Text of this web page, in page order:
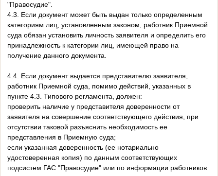
"Правосудие".
4.3. Если документ может быть выдан только определенным
категориям лиц, установленным законом, работник Приемной
суда обязан установить личность заявителя и определить его
принадлежность к категории лиц, имеющей право на
получение данного документа.
4.4. Если документ выдается представителю заявителя,
работник Приемной суда, помимо действий, указанных в
пункте 4.3. Типового регламента, должен:
проверить наличие у представителя доверенности от
заявителя на совершение соответствующего действия, при
отсутствии таковой разъяснить необходимость ее
представления в Приемную суда;
если указанная доверенность (ее нотариально
удостоверенная копия) по данным соответствующих
подсистем ГАС "Правосудие" или по информации работников